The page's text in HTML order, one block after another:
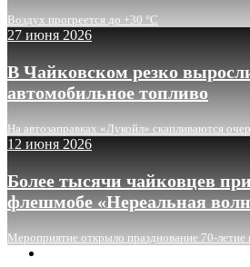
Воздух прогреется до +30 °C
27 июня 2026
В Чайковском резко
автомобильное топливо
На автозаправках «Лукойл» скапливаются
12 июня 2026
Более тысячи чайковцев
флешмобе «Нереальная
Мероприятие открыло празднование 70-летие